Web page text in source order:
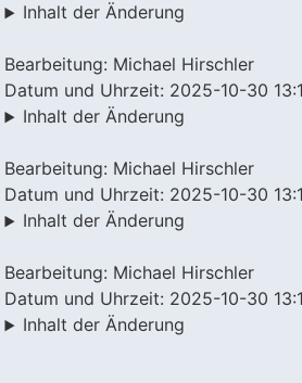
Inhalt der Änderung
Bearbeitung: Michael Hirschler
Datum und Uhrzeit: 2025-10-30
Inhalt der Änderung
Bearbeitung: Michael Hirschler
Datum und Uhrzeit: 2025-10-30
Inhalt der Änderung
Bearbeitung: Michael Hirschler
Datum und Uhrzeit: 2025-10-30
Inhalt der Änderung